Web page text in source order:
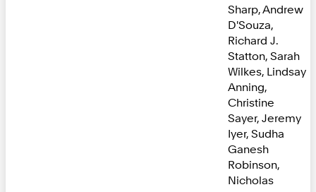
Sharp, Andrew
D'Souza,
Richard J.
Statton, Sarah
Wilkes, Lindsay
Anning,
Christine
Sayer, Jeremy
Iyer, Sudha
Ganesh
Robinson,
Nicholas